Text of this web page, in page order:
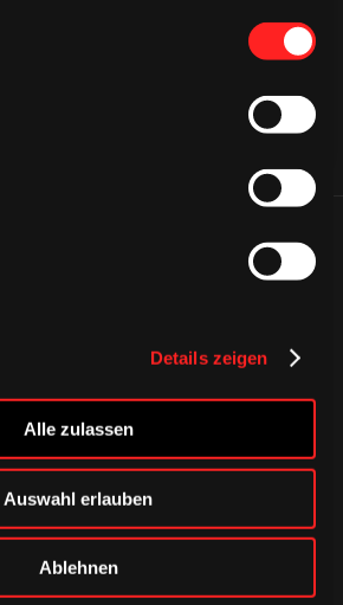
Details zeigen
Alle zulassen
Auswahl erlauben
Ablehnen